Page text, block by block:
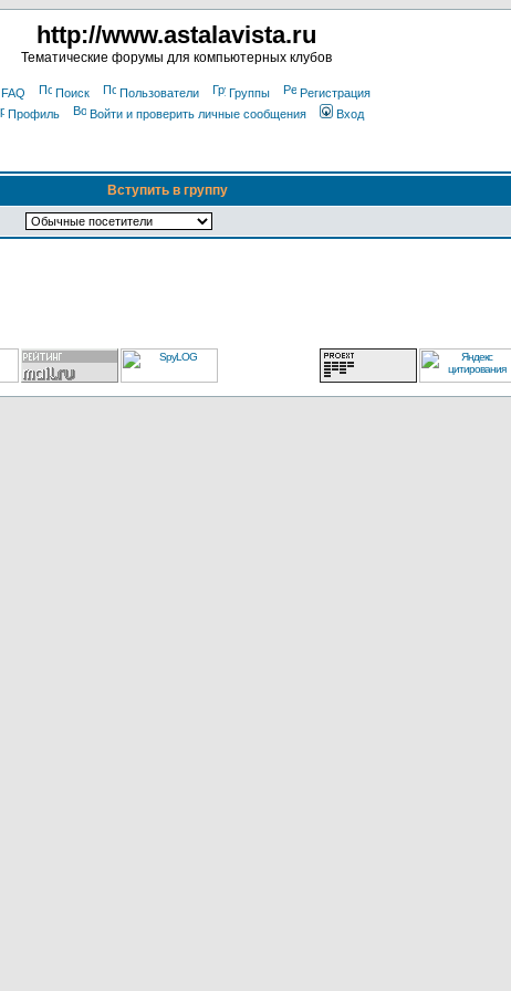
http://www.astalavista.ru
Тематические форумы для компьютерных клубов
FAQ Поиск Пользователи Группы
Регистрация
Профиль
Войти и проверить личные сообщения Вход
Вступить в группу